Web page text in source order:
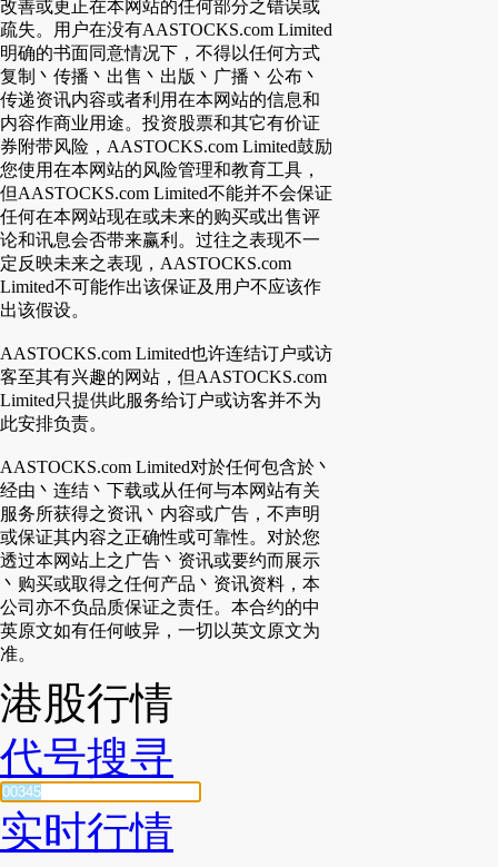
改善或更正在本网站的任何部分之错误或
疏失。用户在没有AASTOCKS.com Limited
明确的书面同意情况下，不得以任何方式
复制丶传播丶出售丶出版丶广播丶公布丶
传递资讯内容或者利用在本网站的信息和
内容作商业用途。投资股票和其它有价证
券附带风险，AASTOCKS.com Limited鼓励
您使用在本网站的风险管理和教育工具，
但AASTOCKS.com Limited不能并不会保证
任何在本网站现在或未来的购买或出售评
论和讯息会否带来赢利。过往之表现不一
定反映未来之表现，AASTOCKS.com
Limited不可能作出该保证及用户不应该作
出该假设。
AASTOCKS.com Limited也许连结订户或访
客至其有兴趣的网站，但AASTOCKS.com
Limited只提供此服务给订户或访客并不为
此安排负责。
AASTOCKS.com Limited对於任何包含於丶
经由丶连结丶下载或从任何与本网站有关
服务所获得之资讯丶内容或广告，不声明
或保证其内容之正确性或可靠性。对於您
透过本网站上之广告丶资讯或要约而展示
丶购买或取得之任何产品丶资讯资料，本
公司亦不负品质保证之责任。本合约的中
英原文如有任何岐异，一切以英文原文为
准。
港股行情
代号搜寻
实时行情